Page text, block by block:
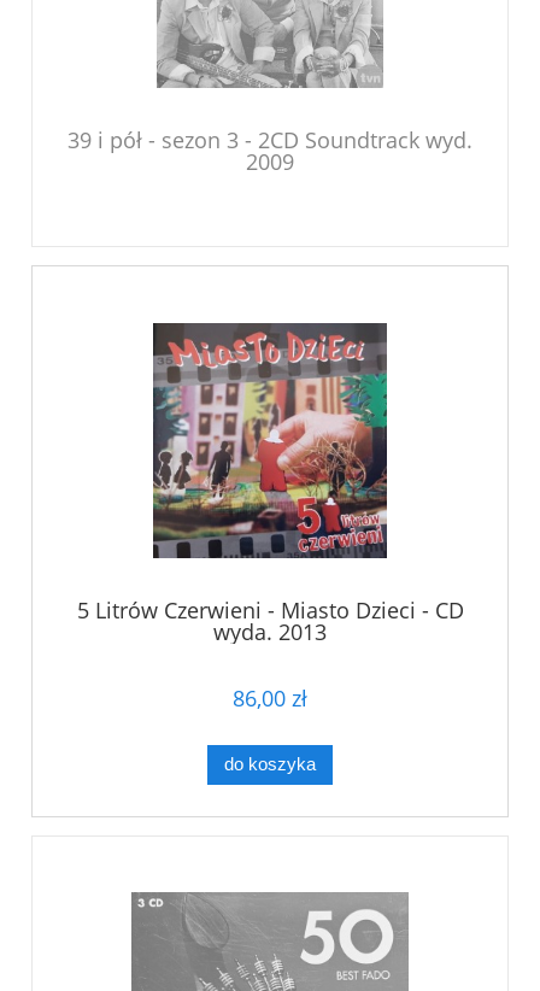
39 i pół - sezon 3 - 2CD Soundtrack wyd.
2009
5 Litrów Czerwieni - Miasto Dzieci - CD
wyda. 2013
86,00 zł
do koszyka